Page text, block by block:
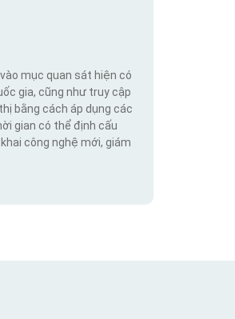
mục quan sát hiện có
gia, cũng như truy cập
bằng cách áp dụng các
gian có thể định cấu
công nghệ mới, giám